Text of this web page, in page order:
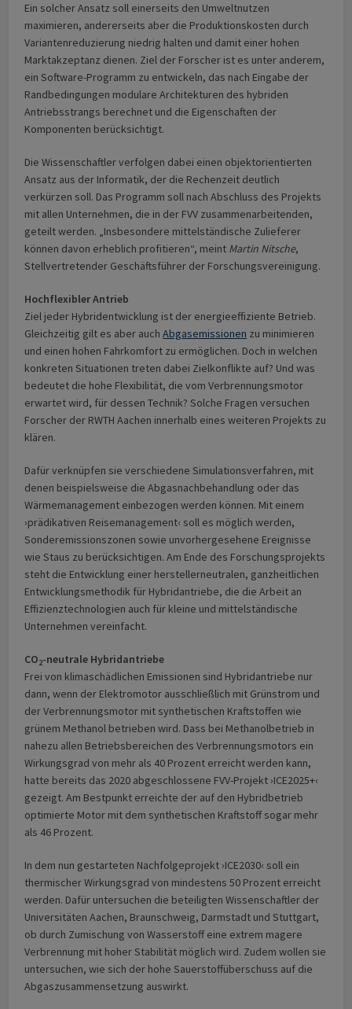
Ein solcher Ansatz soll einerseits den Umweltnutzen
maximieren, andererseits aber die Produktionskosten durch
Variantenreduzierung niedrig halten und damit einer hohen
Marktakzeptanz dienen. Ziel der Forscher ist es unter anderem,
ein Software-Programm zu entwickeln, das nach Eingabe der
Randbedingungen modulare Architekturen des hybriden
Antriebsstrangs berechnet und die Eigenschaften der
Komponenten berücksichtigt.
Die Wissenschaftler verfolgen dabei einen objektorientierten
Ansatz aus der Informatik, der die Rechenzeit deutlich
verkürzen soll. Das Programm soll nach Abschluss des Projekts
mit allen Unternehmen, die in der FVV zusammenarbeitenden,
geteilt werden. „Insbesondere mittelständische Zulieferer
können davon erheblich profitieren“, meint Martin Nitsche,
Stellvertretender Geschäftsführer der Forschungsvereinigung.
Hochflexibler Antrieb
Ziel jeder Hybridentwicklung ist der energieeffiziente Betrieb.
Gleichzeitig gilt es aber auchAbgasemissionen zu minimieren
und einen hohen Fahrkomfort zu ermöglichen. Doch in welchen
konkreten Situationen treten dabei Zielkonflikte auf? Und was
bedeutet die hohe Flexibilität, die vom Verbrennungsmotor
erwartet wird, für dessen Technik? Solche Fragen versuchen
Forscher der RWTH Aachen innerhalb eines weiteren Projekts zu
klären.
Dafür verknüpfen sie verschiedene Simulationsverfahren, mit
denen beispielsweise die Abgasnachbehandlung oder das
Wärmemanagement einbezogen werden können. Mit einem
›prädikativen Reisemanagement‹ soll es möglich werden,
Sonderemissionszonen sowie unvorhergesehene Ereignisse
wie Staus zu berücksichtigen. Am Ende des Forschungsprojekts
steht die Entwicklung einer herstellerneutralen, ganzheitlichen
Entwicklungsmethodik für Hybridantriebe, die die Arbeit an
Effizienztechnologien auch für kleine und mittelständische
Unternehmen vereinfacht.
CO2-neutrale Hybridantriebe
Frei von klimaschädlichen Emissionen sind Hybridantriebe nur
dann, wenn der Elektromotor ausschließlich mit Grünstrom und
der Verbrennungsmotor mit synthetischen Kraftstoffen wie
grünem Methanol betrieben wird. Dass bei Methanolbetrieb in
nahezu allen Betriebsbereichen des Verbrennungsmotors ein
Wirkungsgrad von mehr als 40 Prozent erreicht werden kann,
hatte bereits das 2020 abgeschlossene FVV-Projekt ›ICE2025+‹
gezeigt. Am Bestpunkt erreichte der auf den Hybridbetrieb
optimierte Motor mit dem synthetischen Kraftstoff sogar mehr
als 46 Prozent.
In dem nun gestarteten Nachfolgeprojekt ›ICE2030‹ soll ein
thermischer Wirkungsgrad von mindestens 50 Prozent erreicht
werden. Dafür untersuchen die beteiligten Wissenschaftler der
Universitäten Aachen, Braunschweig, Darmstadt und Stuttgart,
ob durch Zumischung von Wasserstoff eine extrem magere
Verbrennung mit hoher Stabilität möglich wird. Zudem wollen sie
untersuchen, wie sich der hohe Sauerstoffüberschuss auf die
Abgaszusammensetzung auswirkt.